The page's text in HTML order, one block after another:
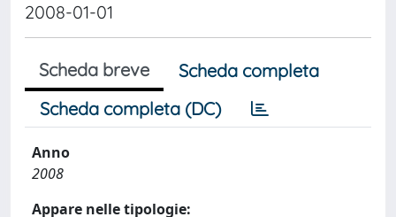
2008-01-01
Scheda breve
Scheda completa
Scheda completa (DC)
Anno
2008
Appare nelle tipologie: